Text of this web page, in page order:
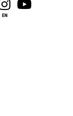
EN